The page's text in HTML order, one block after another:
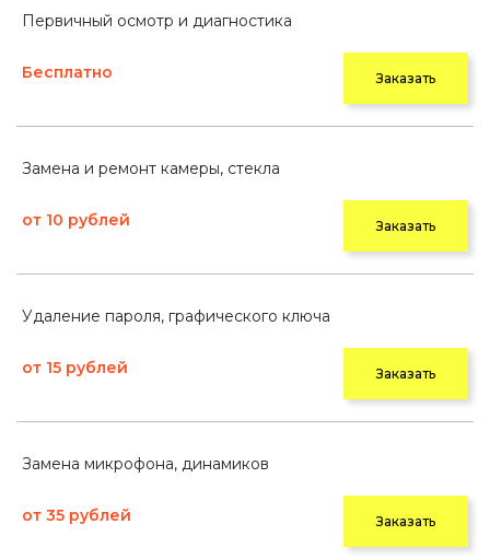
Первичный осмотр и диагностика
Бесплатно Заказать
Замена и ремонт камеры, стекла
от 10 рублей Заказать
Удаление пароля, графического ключа
от 15 рублей Заказать
Замена микрофона, динамиков
от 35 рублей Заказать